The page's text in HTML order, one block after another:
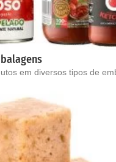
em diversos tipos de